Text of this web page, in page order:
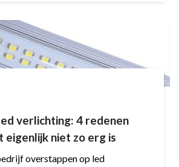
verlichting: 4 redenen
eigenlijk niet zo erg is
overstappen op led